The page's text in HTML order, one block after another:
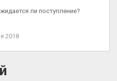
ли поступление?
2018